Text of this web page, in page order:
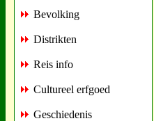
Bevolking
Distrikten
Reis info
Cultureel erfgoed
Geschiedenis